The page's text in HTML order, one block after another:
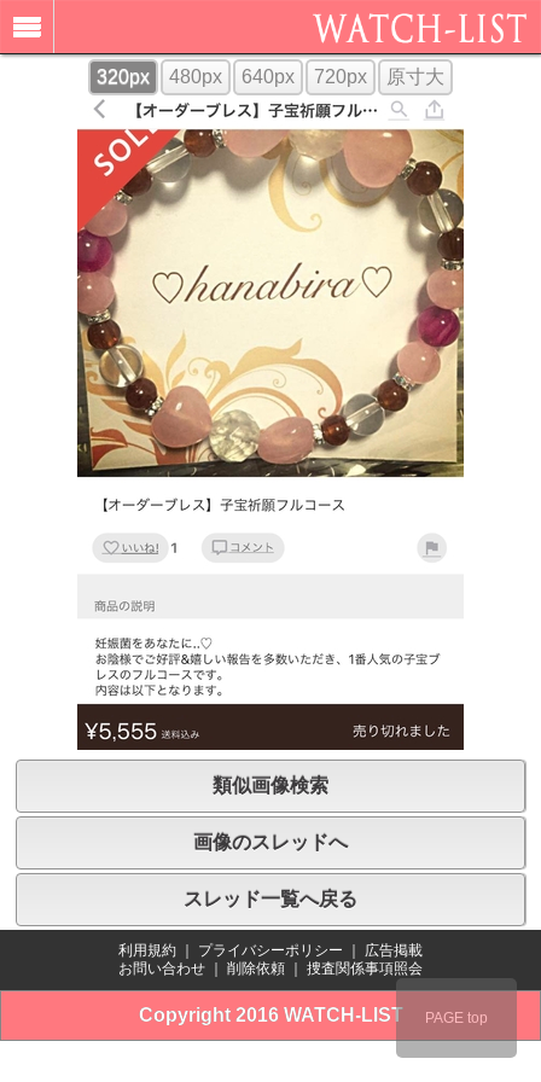
320px 480px 640px 720px 原寸大
類似画像検索
画像のスレッドへ
スレッド一覧へ戻る
利用規約 プライバシーポリシー
広告掲載
お問い合わせ
削除依頼 捜査関係事項照会
Copyright 2016 WATCH-LIST PAGE top